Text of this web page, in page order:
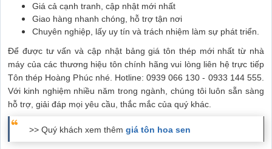
Giá cả cạnh tranh, cập nhật mới nhất
Giao hàng nhanh chóng, hỗ trợ tận nơi
Chuyên nghiệp, lấy uy tín và trách nhiệm làm sự phát triển.
Để được tư vấn và cập nhật bảng giá tôn thép mới nhất từ nhà
máy của các thương hiệu tôn chính hãng vui lòng liên hệ trực tiếp
Tôn thép Hoàng Phúc nhé. Hotline: 0939 066 130 - 0933 144 555.
Với kinh nghiệm nhiều năm trong ngành, chúng tôi luôn sẵn sàng
hỗ trợ, giải đáp mọi yêu cầu, thắc mắc của quý khác.
>> Quý khách xem thêm giá tôn hoa sen